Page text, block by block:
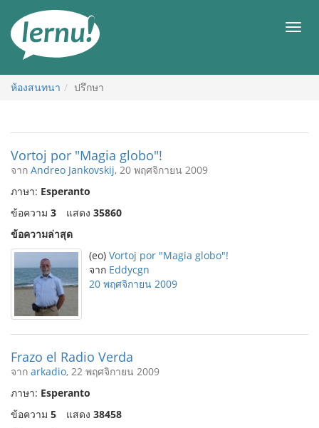
สารบัญ
เมนู
ห้องสนทนา ปรึกษา
Vortoj por "Magia globo"!
จาก Andreo Jankovskij, 20 พฤศจิกายน 2009
ภาษา: Esperanto
ข้อความ 3 แสดง 35860
ข้อความล่าสุด
(eo) Vortoj por "Magia globo"!
จาก Eddycgn
20 พฤศจิกายน 2009
Frazo el Radio Verda
จาก arkadio, 22 พฤศจิกายน 2009
ภาษา: Esperanto
ข้อความ 5 แสดง 38458